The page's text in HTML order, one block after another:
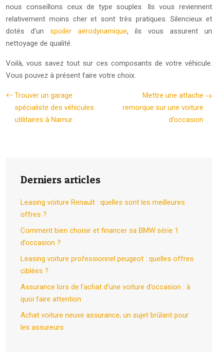
nous conseillons ceux de type souples. Ils vous reviennent
relativement moins cher et sont très pratiques. Silencieux et
dotés d’un spoiler aérodynamique, ils vous assurent un
nettoyage de qualité.
Voilà, vous savez tout sur ces composants de votre véhicule.
Vous pouvez à présent faire votre choix.
Trouver un garage
spécialiste des véhicules
utilitaires à Namur
Mettre une attache
remorque sur une voiture
d’occasion
Derniers articles
Leasing voiture Renault : quelles sont les meilleures
offres ?
Comment bien choisir et financer sa BMW série 1
d’occasion ?
Leasing voiture professionnel peugeot : quelles offres
ciblées ?
Assurance lors de l’achat d’une voiture d’occasion : à
quoi faire attention
Achat voiture neuve assurance, un sujet brûlant pour
les assureurs